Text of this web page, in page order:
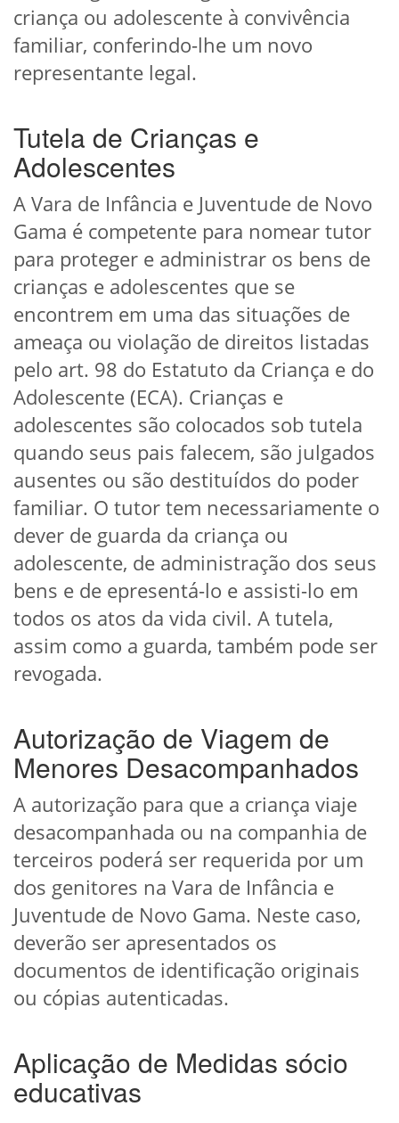
criança ou adolescente à convivência
familiar, conferindo-lhe um novo
representante legal.
Tutela de Crianças e
Adolescentes
A Vara de Infância e Juventude de Novo
Gama é competente para nomear tutor
para proteger e administrar os bens de
crianças e adolescentes que se
encontrem em uma das situações de
ameaça ou violação de direitos listadas
pelo art. 98 do Estatuto da Criança e do
Adolescente (ECA). Crianças e
adolescentes são colocados sob tutela
quando seus pais falecem, são julgados
ausentes ou são destituídos do poder
familiar. O tutor tem necessariamente o
dever de guarda da criança ou
adolescente, de administração dos seus
bens e de epresentá-lo e assisti-lo em
todos os atos da vida civil. A tutela,
assim como a guarda, também pode ser
revogada.
Autorização de Viagem de
Menores Desacompanhados
A autorização para que a criança viaje
desacompanhada ou na companhia de
terceiros poderá ser requerida por um
dos genitores na Vara de Infância e
Juventude de Novo Gama. Neste caso,
deverão ser apresentados os
documentos de identificação originais
ou cópias autenticadas.
Aplicação de Medidas sócio
educativas